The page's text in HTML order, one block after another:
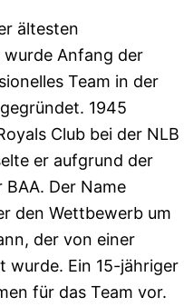
ältesten
wurde Anfang der
Team in der
1945
Club bei der NLB
er aufgrund der
BAA. Der Name
den Wettbewerb um
der von einer
wurde. Ein 15-jähriger
für das Team vor.